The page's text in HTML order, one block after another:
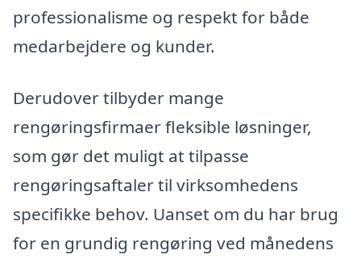
professionalisme og respekt for både
medarbejdere og kunder.
Derudover tilbyder mange
rengøringsfirmaer fleksible løsninger,
som gør det muligt at tilpasse
rengøringsaftaler til virksomhedens
specifikke behov. Uanset om du har brug
for en grundig rengøring ved månedens